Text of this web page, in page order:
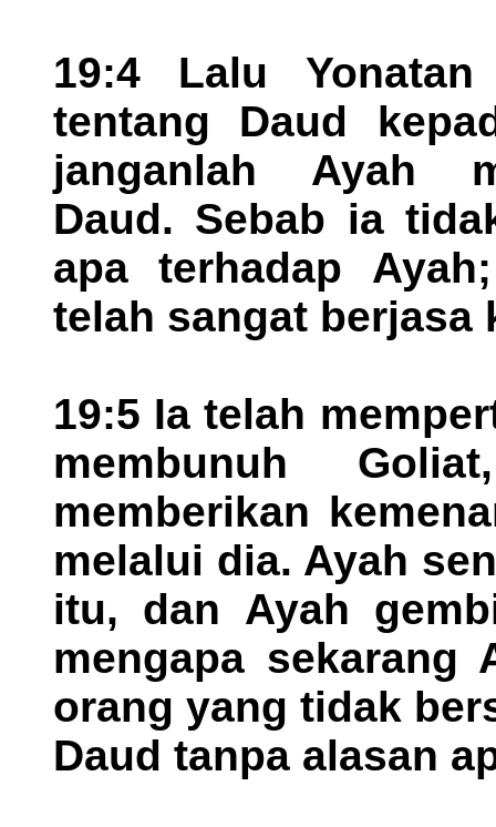
19:4 Lalu
tentang Daud
janganlah Ayah
Daud. Sebab ia
apa terhadap
telah sangat berjasa
19:5 Ia telah
membunuh
memberikan
melalui dia. Ayah
itu, dan Ayah
mengapa sekarang
orang yang tidak
Daud tanpa alasan